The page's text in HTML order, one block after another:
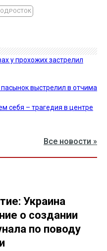
у прохожих застрелил
выстрелил в отчима
себя – трагедия в центре
Все новости »
Украина
о создании
по поводу